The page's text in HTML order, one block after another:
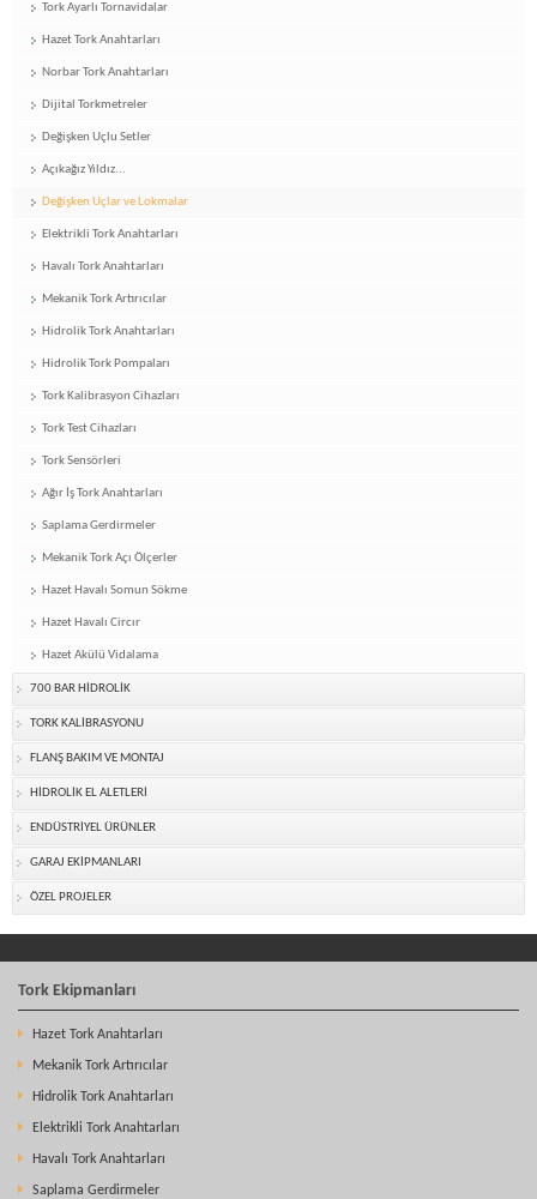
Tork Ayarlı Tornavidalar
Hazet Tork Anahtarları
Norbar Tork Anahtarları
Dijital Torkmetreler
Değişken Uçlu Setler
Açıkağız Yıldız...
Değişken Uçlar ve Lokmalar
Elektrikli Tork Anahtarları
Havalı Tork Anahtarları
Mekanik Tork Artırıcılar
Hidrolik Tork Anahtarları
Hidrolik Tork Pompaları
Tork Kalibrasyon Cihazları
Tork Test Cihazları
Tork Sensörleri
Ağır İş Tork Anahtarları
Saplama Gerdirmeler
Mekanik Tork Açı Ölçerler
Hazet Havalı Somun Sökme
Hazet Havalı Circır
Hazet Akülü Vidalama
700 BAR HİDROLİK
TORK KALİBRASYONU
FLANŞ BAKIM VE MONTAJ
HİDROLİK EL ALETLERİ
ENDÜSTRİYEL ÜRÜNLER
GARAJ EKİPMANLARI
ÖZEL PROJELER
Tork Ekipmanları
Hazet Tork Anahtarları
Mekanik Tork Artırıcılar
Hidrolik Tork Anahtarları
Elektrikli Tork Anahtarları
Havalı Tork Anahtarları
Saplama Gerdirmeler